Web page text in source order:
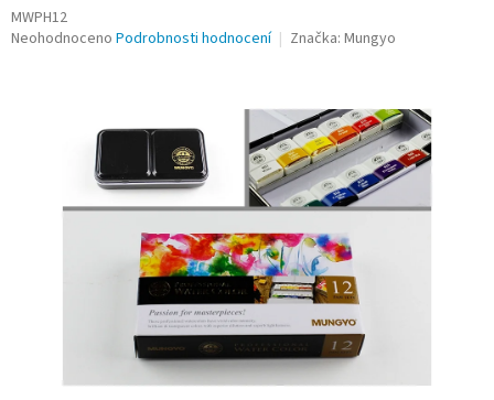
MWPH12
Průměrné
Neohodnoceno Podrobnosti hodnocení Značka: Mungyo